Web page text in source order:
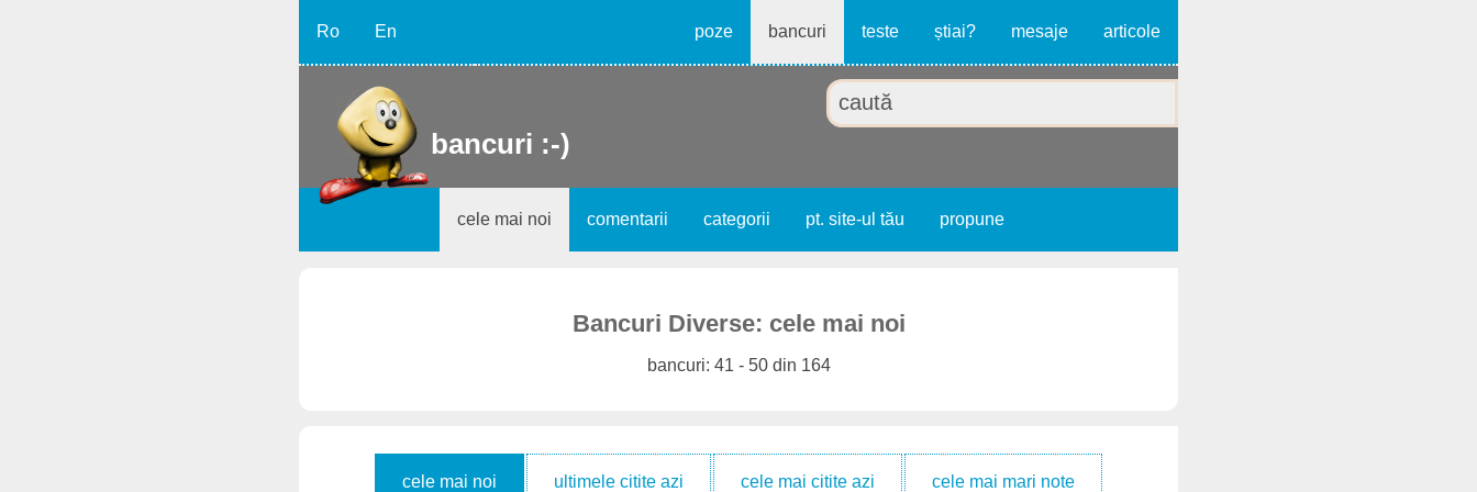
Ro En poze bancuri teste știai? mesaje articole
bancuri :-)
cele mai noi comentarii categorii pt. site-ul tău propune
Bancuri Diverse: cele mai noi
bancuri: 41 - 50 din 164
cele mai noi ultimele citite azi cele mai citite azi cele mai mari note